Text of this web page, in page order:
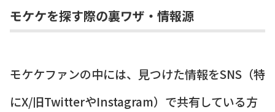
モケケを探す際の裏ワザ・情報源
モケケファンの中には、見つけた情報をSNS（特
にX/旧TwitterやInstagram）で共有している方